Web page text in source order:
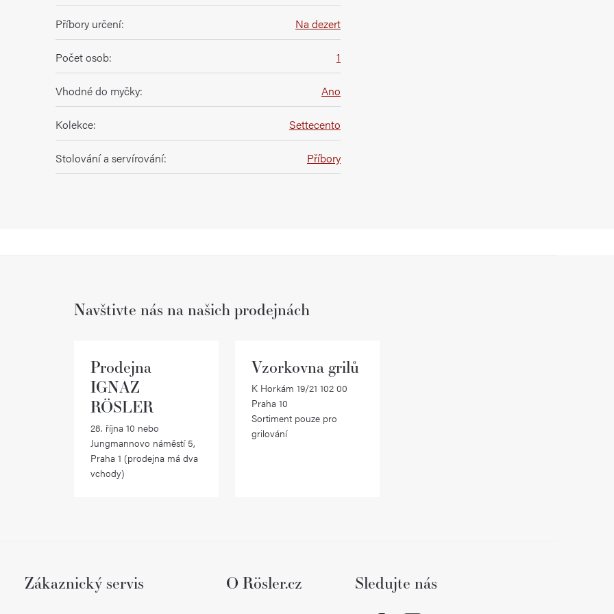
Příbory určení: Na dezert
Počet osob: 1
Vhodné do myčky: Ano
Kolekce: Settecento
Stolování a servírování: Příbory
Navštivte nás na našich prodejnách
Prodejna
IGNAZ
RÖSLER
28. října 10 nebo
Jungmannovo náměstí 5,
Praha 1 (prodejna má dva
vchody)
Vzorkovna grilů
K Horkám 19/21 102 00
Praha 10
Sortiment pouze pro
grilování
Zákaznický servis O Rösler.cz Sledujte nás